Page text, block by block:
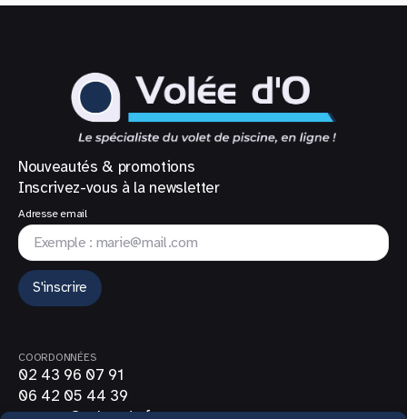
Nouveautés & promotions
Inscrivez-vous à la newsletter
Adresse email
S'inscrire
COORDONNÉES
02 43 96 07 91
06 42 05 44 39